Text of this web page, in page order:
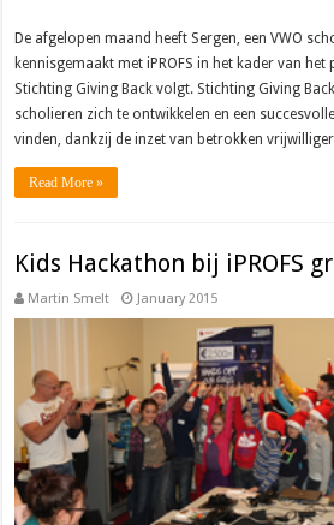
De afgelopen maand heeft Sergen, een VWO
kennisgemaakt met iPROFS in het kader van
Stichting Giving Back volgt. Stichting Giving
scholieren zich te ontwikkelen en een
vinden, dankzij de inzet van betrokken
Read More »
Kids Hackathon bij iPROFS
Martin Smelt January 2015